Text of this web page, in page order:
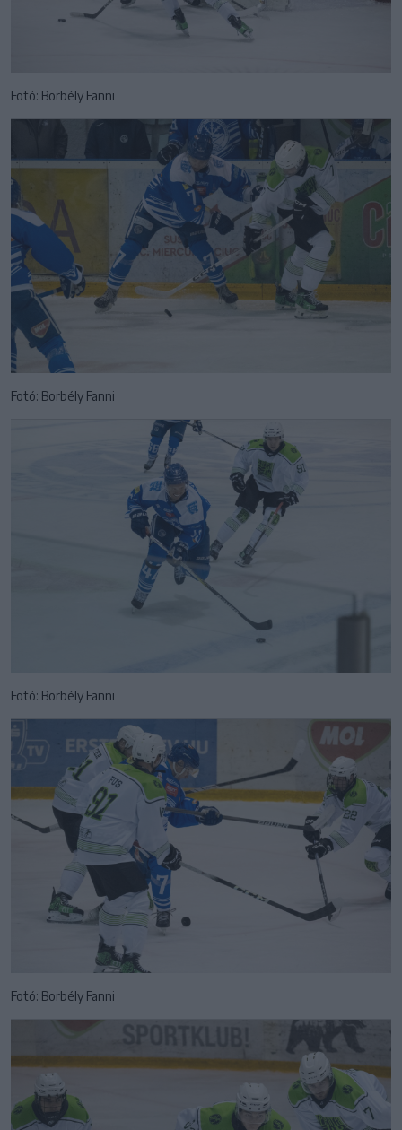
Fotó: Borbély Fanni
Fotó: Borbély Fanni
Fotó: Borbély Fanni
Fotó: Borbély Fanni